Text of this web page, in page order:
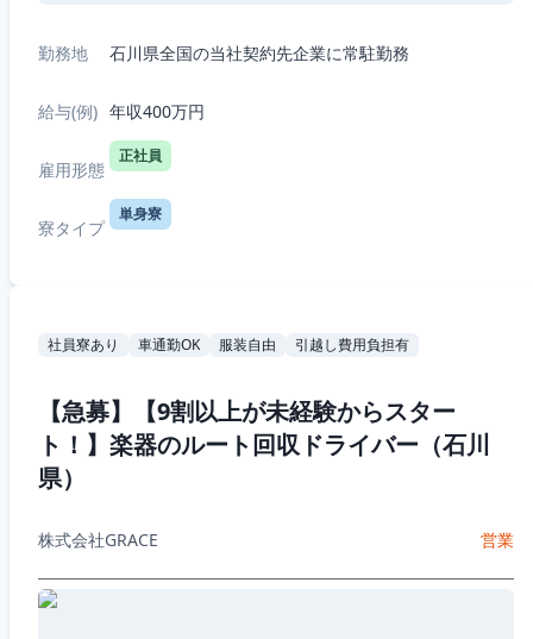
勤務地 石川県全国の当社契約先企業に常駐勤務
給与(例) 年収400万円
雇用形態
正社員
寮タイプ
単身寮
社員寮あり 車通勤OK 服装自由 引越し費用負担有
【急募】【9割以上が未経験からスター
ト！】楽器のルート回収ドライバー（石川
県）
株式会社GRACE 営業